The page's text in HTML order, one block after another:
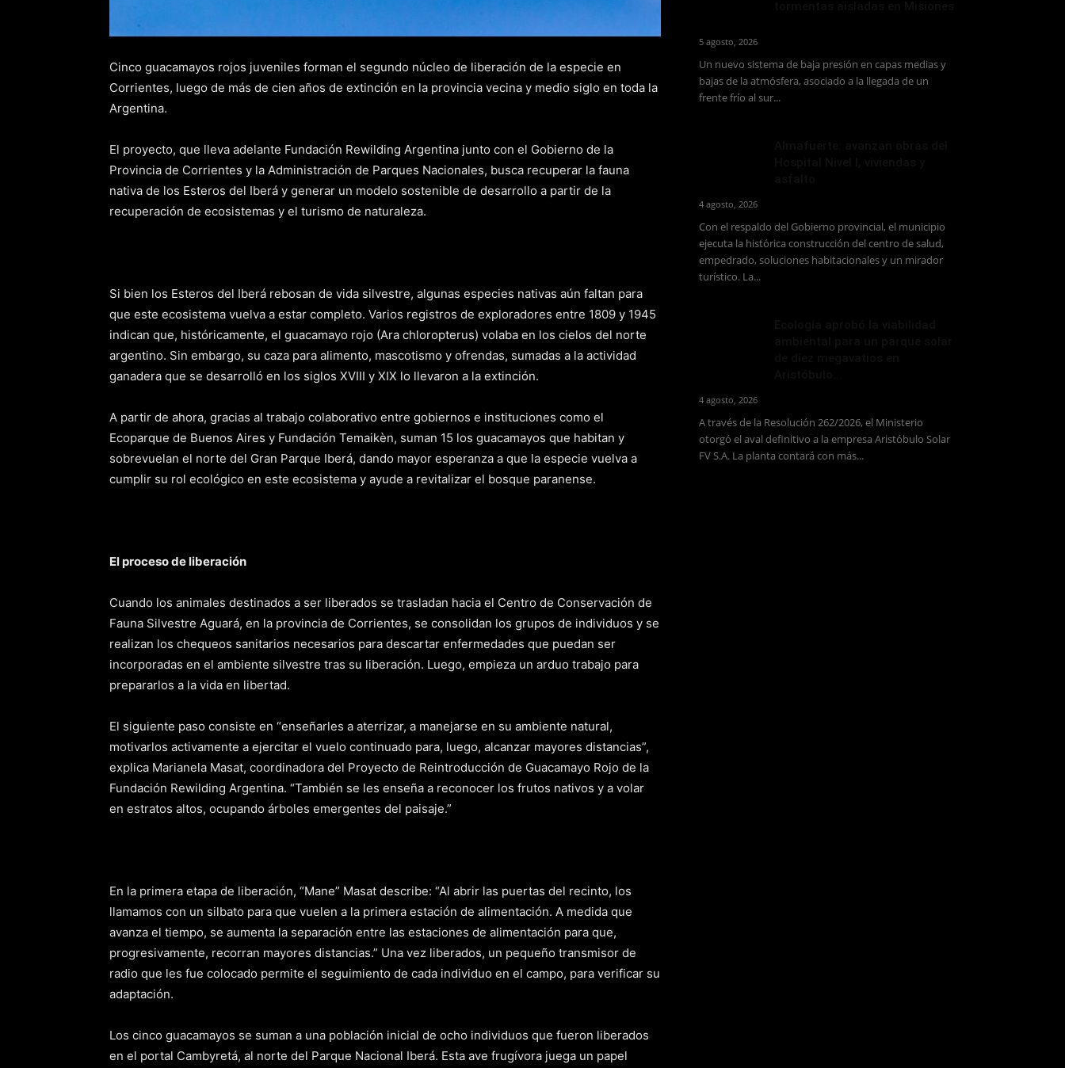
Cinco guacamayos rojos juveniles forman el segundo núcleo de liberación de la especie en
Corrientes, luego de más de cien años de extinción en la provincia vecina y medio siglo en toda la
Argentina.
El proyecto, que lleva adelante Fundación Rewilding Argentina junto con el Gobierno de la
Provincia de Corrientes y la Administración de Parques Nacionales, busca recuperar la fauna
nativa de los Esteros del Iberá y generar un modelo sostenible de desarrollo a partir de la
recuperación de ecosistemas y el turismo de naturaleza.
Si bien los Esteros del Iberá rebosan de vida silvestre, algunas especies nativas aún faltan para
que este ecosistema vuelva a estar completo. Varios registros de exploradores entre 1809 y 1945
indican que, históricamente, el guacamayo rojo (Ara chloropterus) volaba en los cielos del norte
argentino. Sin embargo, su caza para alimento, mascotismo y ofrendas, sumadas a la actividad
ganadera que se desarrolló en los siglos XVIII y XIX lo llevaron a la extinción.
A partir de ahora, gracias al trabajo colaborativo entre gobiernos e instituciones como el
Ecoparque de Buenos Aires y Fundación Temaikèn, suman 15 los guacamayos que habitan y
sobrevuelan el norte del Gran Parque Iberá, dando mayor esperanza a que la especie vuelva a
cumplir su rol ecológico en este ecosistema y ayude a revitalizar el bosque paranense.
El proceso de liberación
Cuando los animales destinados a ser liberados se trasladan hacia el Centro de Conservación de
Fauna Silvestre Aguará, en la provincia de Corrientes, se consolidan los grupos de individuos y se
realizan los chequeos sanitarios necesarios para descartar enfermedades que puedan ser
incorporadas en el ambiente silvestre tras su liberación. Luego, empieza un arduo trabajo para
prepararlos a la vida en libertad.
El siguiente paso consiste en “enseñarles a aterrizar, a manejarse en su ambiente natural,
motivarlos activamente a ejercitar el vuelo continuado para, luego, alcanzar mayores distancias”,
explica Marianela Masat, coordinadora del Proyecto de Reintroducción de Guacamayo Rojo de la
Fundación Rewilding Argentina. “También se les enseña a reconocer los frutos nativos y a volar
en estratos altos, ocupando árboles emergentes del paisaje.”
En la primera etapa de liberación, “Mane” Masat describe: “Al abrir las puertas del recinto, los
llamamos con un silbato para que vuelen a la primera estación de alimentación. A medida que
avanza el tiempo, se aumenta la separación entre las estaciones de alimentación para que,
progresivamente, recorran mayores distancias.” Una vez liberados, un pequeño transmisor de
radio que les fue colocado permite el seguimiento de cada individuo en el campo, para verificar su
adaptación.
Los cinco guacamayos se suman a una población inicial de ocho individuos que fueron liberados
en el portal Cambyretá, al norte del Parque Nacional Iberá. Esta ave frugívora juega un papel
5 agosto, 2026
Un nuevo sistema de baja presión en capas medias y
bajas de la atmósfera, asociado a la llegada de un
frente frío al sur...
4 agosto, 2026
Con el respaldo del Gobierno provincial, el municipio
ejecuta la histórica construcción del centro de salud,
empedrado, soluciones habitacionales y un mirador
turístico. La...
4 agosto, 2026
A través de la Resolución 262/2026, el Ministerio
otorgó el aval definitivo a la empresa Aristóbulo Solar
FV S.A. La planta contará con más...